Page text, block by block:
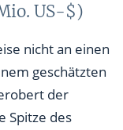
US-$)
nicht an einen
geschätzten
der
Spitze des